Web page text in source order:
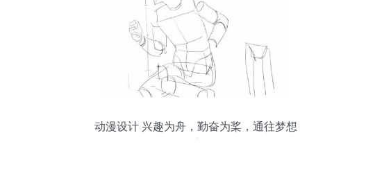
动漫设计 兴趣为舟，勤奋为桨，通往梦想